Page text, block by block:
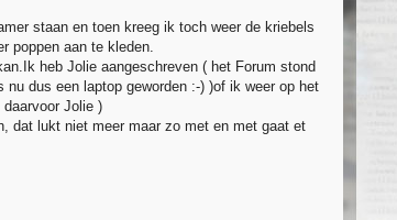
staan en toen kreeg ik toch weer de kriebels
poppen aan te kleden.
heb Jolie aangeschreven ( het Forum stond
dus een laptop geworden :-) )of ik weer op het
Jolie )
dat lukt niet meer maar zo met en met gaat et